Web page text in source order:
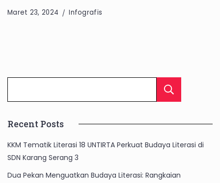
Maret 23, 2024 Infografis
Recent Posts
KKM Tematik Literasi 18 UNTIRTA Perkuat Budaya Literasi di
SDN Karang Serang 3
Dua Pekan Menguatkan Budaya Literasi: Rangkaian